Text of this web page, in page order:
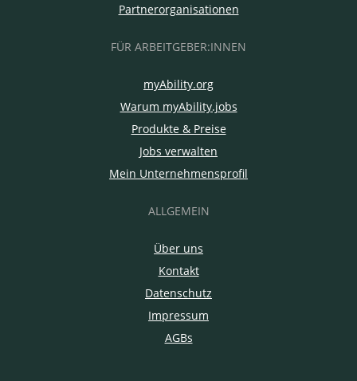
Partnerorganisationen
FÜR ARBEITGEBER:INNEN
myAbility.org
Warum myAbility.jobs
Produkte & Preise
Jobs verwalten
Mein Unternehmensprofil
ALLGEMEIN
Über uns
Kontakt
Datenschutz
Impressum
AGBs